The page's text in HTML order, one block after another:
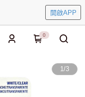
開啟APP
0
1/3